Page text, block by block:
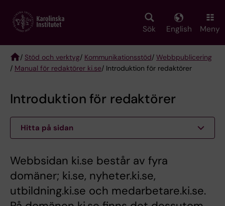
main
Sök English Meny
Breadcrumb
/ Stöd och verktyg/ Kommunikationsstöd/ Webbpublicering
/ Manual för redaktörer ki.se/ Introduktion för redaktörer
Introduktion för redaktörer
Hitta på sidan
Webbsidan ki.se består av fyra
domäner; ki.se, nyheter.ki.se,
utbildning.ki.se och medarbetare.ki.se.